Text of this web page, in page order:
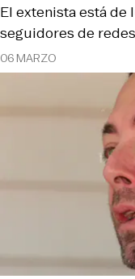
06 MARZO
El extenista está
seguidores de